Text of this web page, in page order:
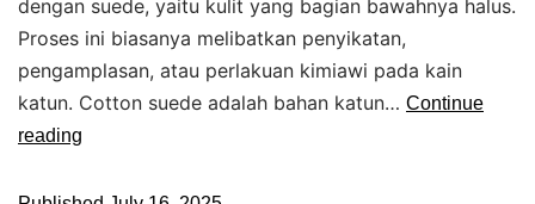
dengan suede, yaitu kulit yang bagian bawahnya halus.
Proses ini biasanya melibatkan penyikatan,
pengamplasan, atau perlakuan kimiawi pada kain
katun. Cotton suede adalah bahan katun… Continue
reading